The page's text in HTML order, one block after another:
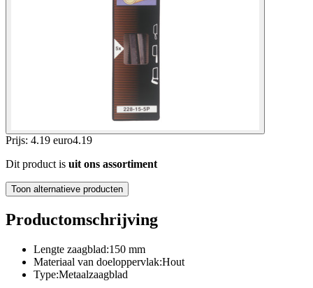
Prijs: 4.19 euro4.19
Dit product is uit ons assortiment
Toon alternatieve producten
Productomschrijving
Lengte zaagblad:150 mm
Materiaal van doeloppervlak:Hout
Type:Metaalzaagblad